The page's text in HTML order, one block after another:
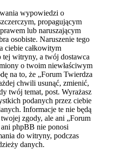
wypowiedzi o
propagującym
lub naruszającym
osobiste. Naruszenie tego
ciebie całkowitym
tej witryny, a twój dostawca
o twoim niewłaściwym
na to, że „Forum Twierdza
chwili usunąć, zmienić,
twój temat, post. Wyrażasz
podanych przez ciebie
Informacje te nie będą
zgody, ale ani „Forum
phpBB nie ponosi
do witryny, podczas
danych.